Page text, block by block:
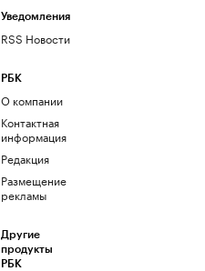
Уведомления
RSS Новости
РБК
О компании
Контактная
информация
Редакция
Размещение
рекламы
Другие
продукты
РБК